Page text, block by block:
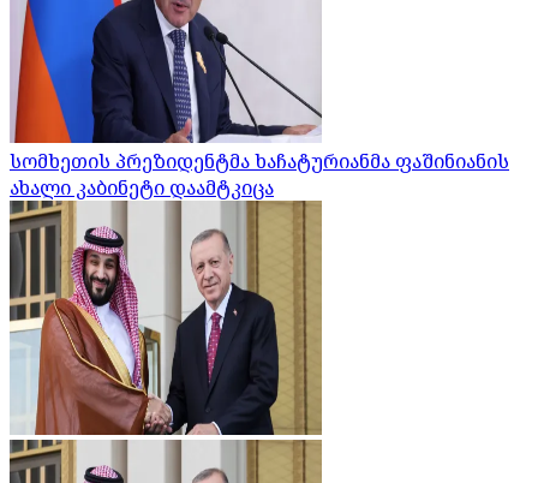
სომხეთის პრეზიდენტმა ხაჩატურიანმა ფაშინიანის
ახალი კაბინეტი დაამტკიცა